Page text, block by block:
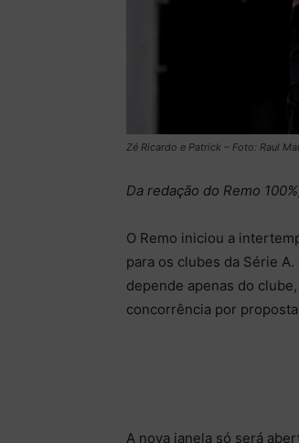
Zé Ricardo e Patrick – Foto: Raul
Da redação do Remo
O Remo iniciou a
para os clubes da Série
depende apenas do
concorrência por
A nova janela só será